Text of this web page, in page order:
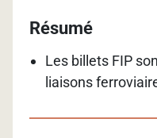
Résumé
Les billets FIP
liaisons